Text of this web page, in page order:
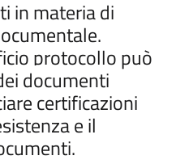
in materia di
protocollo può
documenti
certificazioni
e il